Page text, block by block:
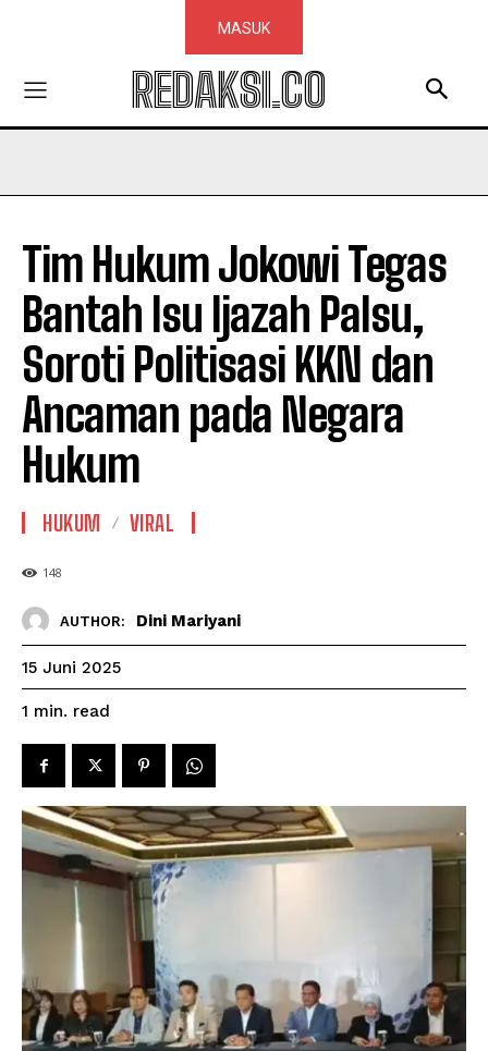
MASUK
REDAKSI.CO
Tim Hukum Jokowi Tegas
Bantah Isu Ijazah Palsu,
Soroti Politisasi KKN dan
Ancaman pada Negara
Hukum
HUKUM VIRAL
148
AUTHOR: Dini Mariyani
15 Juni 2025
1 min. read